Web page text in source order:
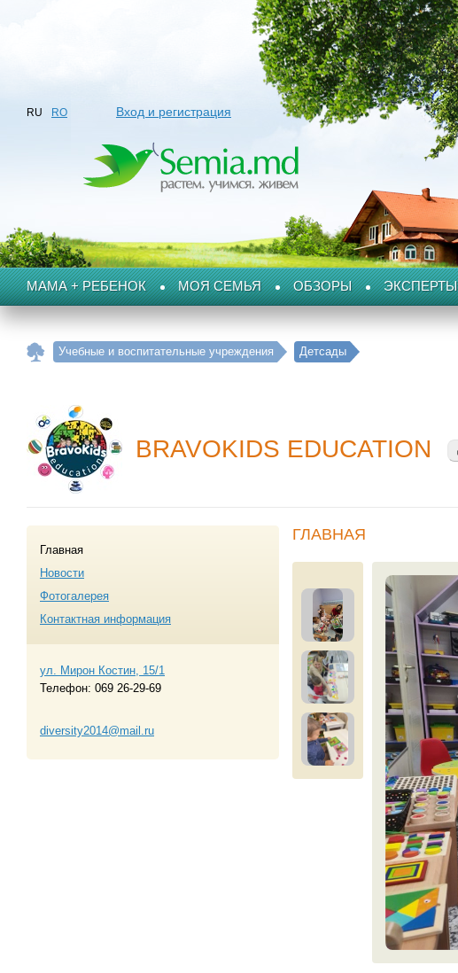
RU RO Вход и регистрация
МАМА + РЕБЕНОК МОЯ СЕМЬЯ ОБЗОРЫ ЭКСПЕРТЫ
Учебные и воспитательные учреждения Детсады
BRAVOKIDS EDUCATION
Главная
Новости
Фотогалерея
Контактная информация
ул. Мирон Костин, 15/1
Телефон: 069 26-29-69
diversity2014@mail.ru
ГЛАВНАЯ